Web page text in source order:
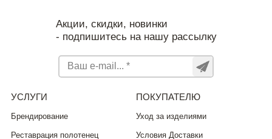
Акции, скидки, новинки
- подпишитесь на нашу рассылку
УСЛУГИ
Брендирование
Реставрация полотенец
ПОКУПАТЕЛЮ
Уход за изделиями
Условия Доставки